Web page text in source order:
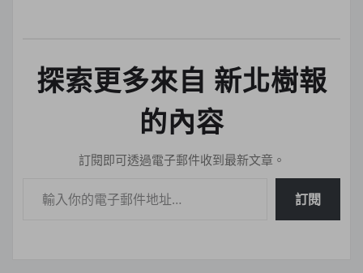
探索更多來自 新北樹報
的內容
訂閱即可透過電子郵件收到最新文章。
訂閱